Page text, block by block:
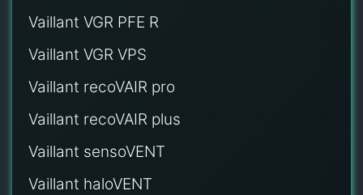
Vaillant VGR PFE R
Vaillant VGR VPS
Vaillant recoVAIR pro
Vaillant recoVAIR plus
Vaillant sensoVENT
Vaillant haloVENT